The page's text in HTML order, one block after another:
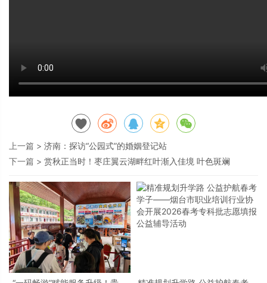
上一篇 > 济南：探访“公园式”的婚姻登记站
下一篇 > 赏秋正当时！枣庄翼云湖畔红叶渐入佳境 叶色斑斓